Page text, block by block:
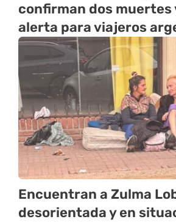
confirman dos muertes
alerta para viajeros
Encuentran a Zulma
desorientada y en